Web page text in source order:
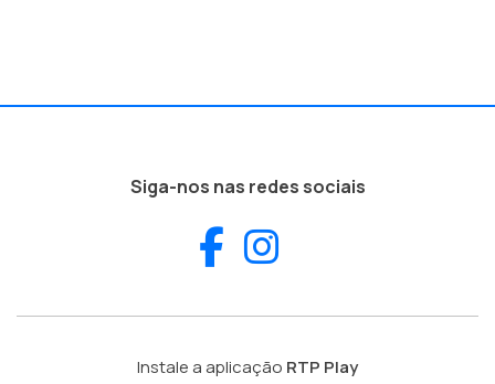
Siga-nos nas redes sociais
Facebook
Instale a aplicação RTP Play